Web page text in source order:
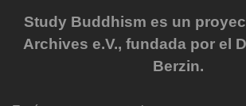
Study Buddhism es un
Archives e.V., fundada por el
Berzin.